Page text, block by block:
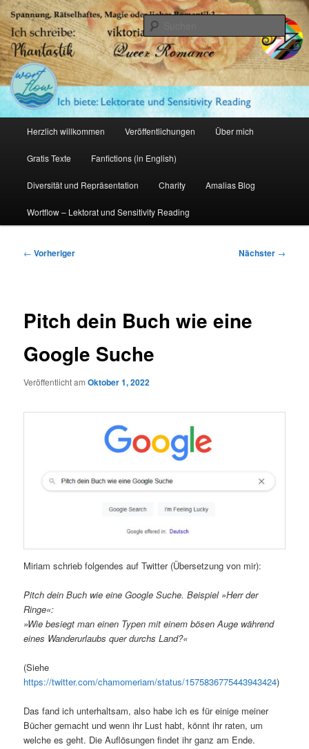
Zum
primären
Inhalt
springenAmalia Zeichnerin
Herzlich willkommen Veröffentlichungen Über mich
Gratis Texte Fanfictions (in English)
Diversität und Repräsentation Charity Amalias Blog
Wortflow – Lektorat und Sensitivity Reading
Beitragsnavigation
← Vorheriger Nächster →
Pitch dein Buch wie eine
Google Suche
Veröffentlicht amOktober 1, 2022
Miriam schrieb folgendes auf Twitter (Übersetzung von mir):
Pitch dein Buch wie eine Google Suche. Beispiel »Herr der
Ringe«:
»Wie besiegt man einen Typen mit einem bösen Auge während
eines Wanderurlaubs quer durchs Land?«
(Siehe
https://twitter.com/chamomeriam/status/1575836775443943424)
Das fand ich unterhaltsam, also habe ich es für einige meiner
Bücher gemacht und wenn ihr Lust habt, könnt ihr raten, um
welche es geht. Die Auflösungen findet ihr ganz am Ende.